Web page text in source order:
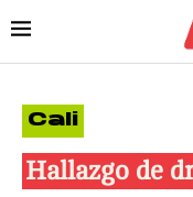
Cali
Hallazgo de